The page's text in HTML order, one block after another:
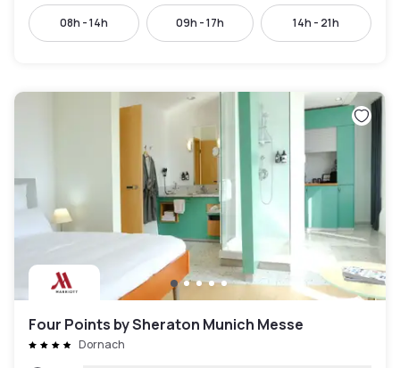
08h - 14h 09h - 17h 14h - 21h
Four Points by Sheraton Munich Messe
Dornach